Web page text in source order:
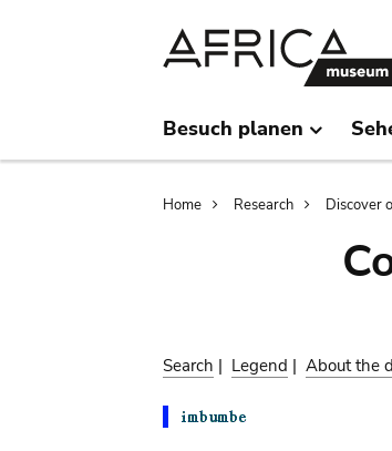
Besuch planen
Breadcrumb
Home Research Discover
Search | Legend | About the